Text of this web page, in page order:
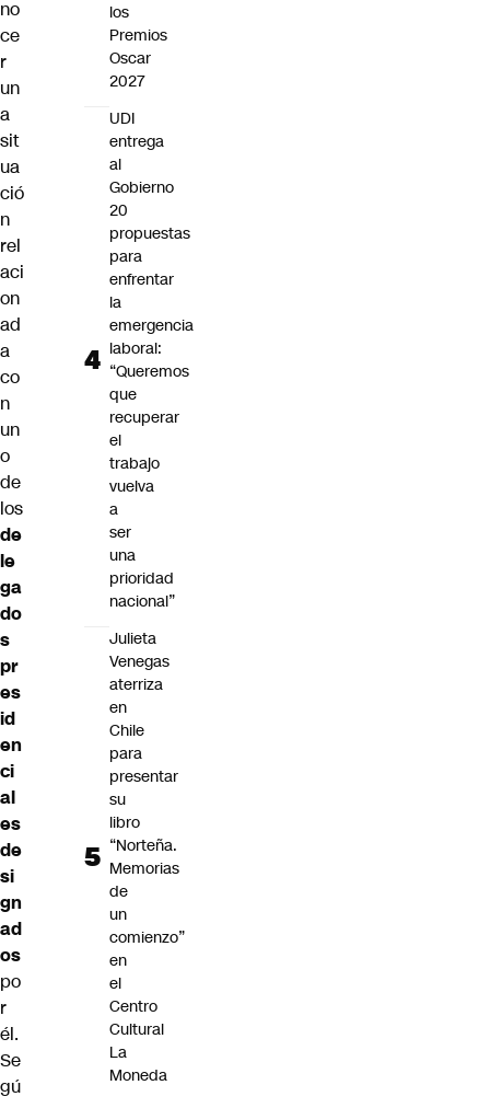
no
ce
r
un
a
sit
ua
ció
n
rel
aci
on
ad
a
co
n
un
o
de
los
de
le
ga
do
s
pr
es
id
en
ci
al
es
de
si
gn
ad
os
po
r
él.
Se
gú
los
Premios
Oscar
2027
UDI
entrega
al
Gobierno
20
propuestas
para
enfrentar
la
emergencia
laboral:
“Queremos
que
recuperar
el
trabajo
vuelva
a
ser
una
prioridad
nacional”
Julieta
Venegas
aterriza
en
Chile
para
presentar
su
libro
“Norteña.
Memorias
de
un
comienzo”
en
el
Centro
Cultural
La
Moneda